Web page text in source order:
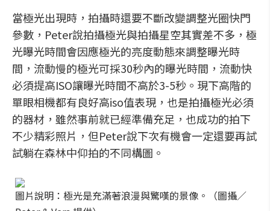
當極光出現時，拍攝時還要不斷改變調整光圈快門
參數，Peter說拍攝極光與拍攝星空其實差不多，極
光曝光時間會因應極光的亮度動態來調整曝光時
間，流動慢的極光可採30秒內的曝光時間，流動快
必須提高ISO讓曝光時間不高於3-5秒。現下高階的
單眼相機都有良好高iso值表現，也是拍攝極光必須
的器材，雖然事前就已經準備充足，也成功的拍下
不少精彩照片，但Peter說下次有機會一定還要再試
試躺在森林中仰拍的不同構圖。
圖片說明：極光是充滿著浪漫與驚嘆的景像。（圖攝／